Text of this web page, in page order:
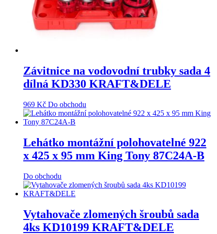
Závitnice na vodovodní trubky sada 4
dílná KD330 KRAFT&DELE
969 Kč Do obchodu
Lehátko montážní polohovatelné 922
x 425 x 95 mm King Tony 87C24A-B
Do obchodu
Vytahovače zlomených šroubů sada
4ks KD10199 KRAFT&DELE